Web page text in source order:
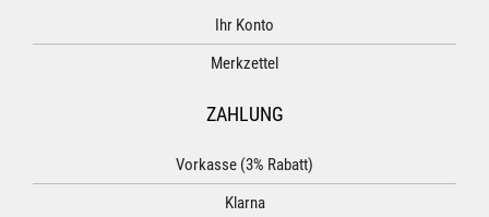
Ihr Konto
Merkzettel
ZAHLUNG
Vorkasse (3% Rabatt)
Klarna